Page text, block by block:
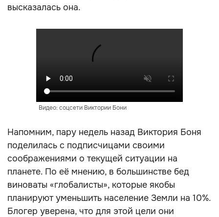
высказалась она.
Видео: соцсети Виктории Бони
Напомним, пару недель назад Виктория Боня
поделилась с подписчицами своими
соображениями о текущей ситуации на
планете. По её мнению, в большинстве бед
виноваты «глобалисты», которые якобы
планируют уменьшить население Земли на 10%.
Блогер уверена, что для этой цели они